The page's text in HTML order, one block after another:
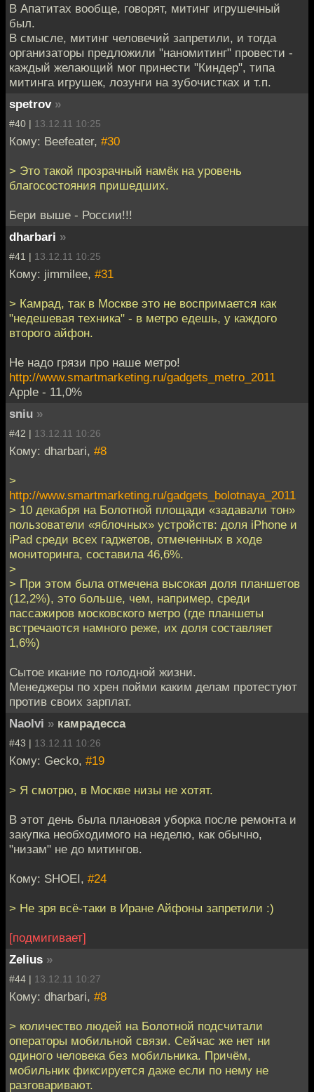
В Апатитах вообще, говорят, митинг игрушечный
был.
В смысле, митинг человечий запретили, и тогда
организаторы предложили "наномитинг" провести -
каждый желающий мог принести "Киндер", типа
митинга игрушек, лозунги на зубочистках и т.п.
spetrov »
#40 | 13.12.11 10:25
Кому: Beefeater, #30
> Это такой прозрачный намёк на уровень
благосостояния пришедших.
Бери выше - России!!!
dharbari »
#41 | 13.12.11 10:25
Кому: jimmilee, #31
> Камрад, так в Москве это не воспримается как
"недешевая техника" - в метро едешь, у каждого
второго айфон.
Не надо грязи про наше метро!
http://www.smartmarketing.ru/gadgets_metro_2011
Apple - 11,0%
sniu »
#42 | 13.12.11 10:26
Кому: dharbari, #8
>
http://www.smartmarketing.ru/gadgets_bolotnaya_2011
> 10 декабря на Болотной площади «задавали тон»
пользователи «яблочных» устройств: доля iPhone и
iPad среди всех гаджетов, отмеченных в ходе
мониторинга, составила 46,6%.
>
> При этом была отмечена высокая доля планшетов
(12,2%), это больше, чем, например, среди
пассажиров московского метро (где планшеты
встречаются намного реже, их доля составляет
1,6%)
Cытое икание по голодной жизни.
Менеджеры по хрен пойми каким делам протестуют
против своих зарплат.
Naolvi » камрадесса
#43 | 13.12.11 10:26
Кому: Gecko, #19
> Я смотрю, в Москве низы не хотят.
В этот день была плановая уборка после ремонта и
закупка необходимого на неделю, как обычно,
"низам" не до митингов.
Кому: SHOEI, #24
> Не зря всё-таки в Иране Айфоны запретили :)
[подмигивает]
Zelius »
#44 | 13.12.11 10:27
Кому: dharbari, #8
> количество людей на Болотной подсчитали
операторы мобильной связи. Сейчас же нет ни
одиного человека без мобильника. Причём,
мобильник фиксируется даже если по нему не
разговаривают.